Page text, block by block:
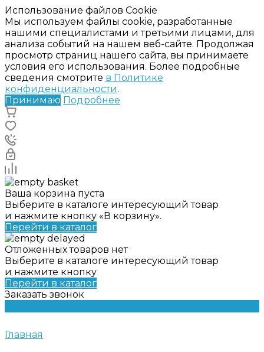
Использование файлов Cookie
Мы используем файлы cookie, разработанные
нашими специалистами и третьими лицами, для
анализа событий на нашем веб-сайте. Продолжая
просмотр страниц нашего сайта, вы принимаете
условия его использования. Более подробные
сведения смотрите в Политике
конфиденциальности.
Принимаю Подробнее
Ваша корзина пуста
Выберите в каталоге интересующий товар
и нажмите кнопку «В корзину».
Перейти в каталог
Отложенных товаров нет
Выберите в каталоге интересующий товар
и нажмите кнопку
Перейти в каталог
Заказать звонок
Главная